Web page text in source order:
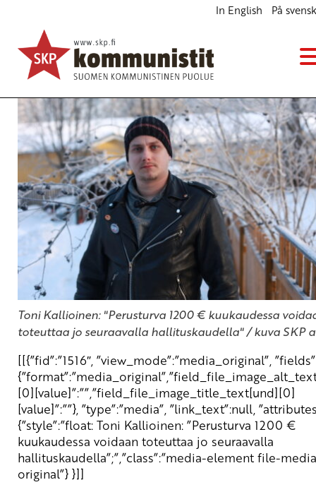
In English På
SKP:n Perusturva luo hyvinvointia laajalla rintamalla
Blogi
24.2.2015 - 13:11
Toni Kallioinen: "Perusturva 1200 € kuukaudessa
toteuttaa jo seuraavalla hallituskaudella" / kuva SKP
[[{”fid”:”1516″, ”view_mode”:”media_original”,
[0][value]”:””,”field_file_image_title_text[und][0]
[value]”:””}, ”type”:”media”, ”link_text”:null,
{”style”:”float: Toni Kallioinen: ”Perusturva 1200 €
kuukaudessa voidaan toteuttaa jo seuraavalla
hallituskaudella”;”,”class”:”media-element file-
original”} }]]